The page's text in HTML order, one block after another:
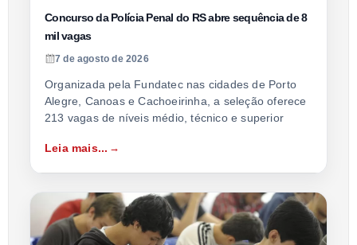
Concurso da Polícia Penal do RS abre sequência de 8
mil vagas
7 de agosto de 2026
Organizada pela Fundatec nas cidades de Porto
Alegre, Canoas e Cachoeirinha, a seleção oferece
213 vagas de níveis médio, técnico e superior
Leia mais...